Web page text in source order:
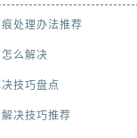
处理办法推荐
么解决
技巧盘点
决技巧推荐